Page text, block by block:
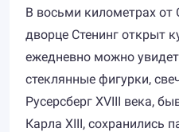
В восьми километрах от
дворце Стенинг открыт
ежедневно можно
стеклянные фигурки,
Русерсберг XVIII века,
Карла XIII, сохранились